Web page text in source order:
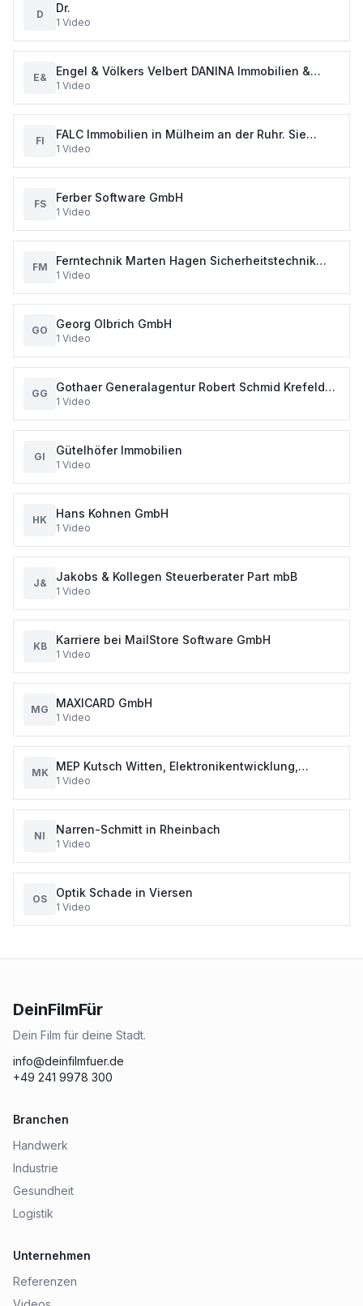
D Dr.
1 Video
E&
Engel & Völkers Velbert DANINA Immobilien &
Services GmbH
1 Video
FI
FALC Immobilien in Mülheim an der Ruhr. Sie
möchten ein Haus oder eine Wohnung k
1 Video
FS Ferber Software GmbH
1 Video
FM
Ferntechnik Marten Hagen Sicherheitstechnik
Kommunikation IT-Dienstleistung und
1 Video
GO Georg Olbrich GmbH
1 Video
GG
Gothaer Generalagentur Robert Schmid Krefeld
Versicherungen
1 Video
GI Gütelhöfer Immobilien
1 Video
HK Hans Kohnen GmbH
1 Video
J& Jakobs & Kollegen Steuerberater Part mbB
1 Video
KB Karriere bei MailStore Software GmbH
1 Video
MG MAXICARD GmbH
1 Video
MK
MEP Kutsch Witten, Elektronikentwicklung,
Prüftechnik, Anlagentechnik, Software,
1 Video
NI Narren-Schmitt in Rheinbach
1 Video
OS Optik Schade in Viersen
1 Video
DeinFilmFür
Dein Film für deine Stadt.
info@deinfilmfuer.de
+49 241 9978 300
Branchen
Handwerk
Industrie
Gesundheit
Logistik
Unternehmen
Referenzen